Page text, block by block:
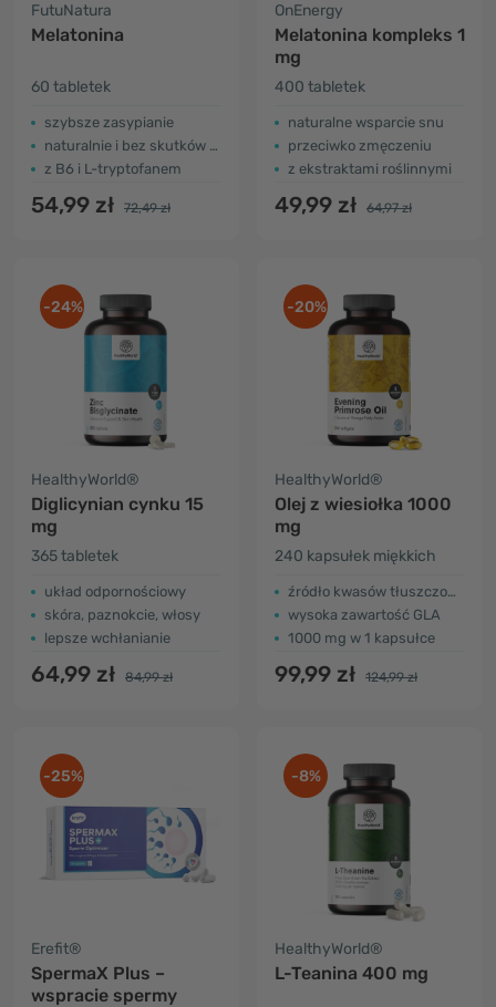
FutuNatura
Melatonina
60 tabletek
szybsze zasypianie
naturalnie i bez skutków ubocznych
z B6 i L-tryptofanem
54,99 zł 72,49 zł
OnEnergy
Melatonina kompleks 1
mg
400 tabletek
naturalne wsparcie snu
przeciwko zmęczeniu
z ekstraktami roślinnymi
49,99 zł 64,97 zł
-24%
HealthyWorld®
Diglicynian cynku 15
mg
365 tabletek
układ odpornościowy
skóra, paznokcie, włosy
lepsze wchłanianie
64,99 zł 84,99 zł
-20%
HealthyWorld®
Olej z wiesiołka 1000
mg
240 kapsułek miękkich
źródło kwasów tłuszczowych omega
wysoka zawartość GLA
1000 mg w 1 kapsułce
99,99 zł 124,99 zł
-25%
Erefit®
SpermaX Plus –
wspracie spermy
-8%
HealthyWorld®
L-Teanina 400 mg